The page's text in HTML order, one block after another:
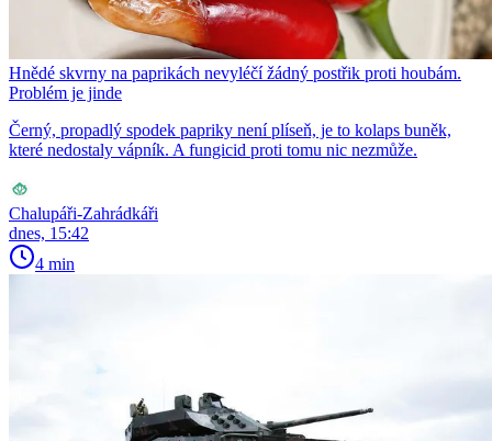
Hnědé skvrny na paprikách nevyléčí žádný postřik proti houbám.
Problém je jinde
Černý, propadlý spodek papriky není plíseň, je to kolaps buněk,
které nedostaly vápník. A fungicid proti tomu nic nezmůže.
Chalupáři-Zahrádkáři
dnes, 15:42
4 min